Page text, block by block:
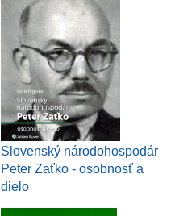
Slovenský národohospodár
Peter Zaťko - osobnosť a
dielo